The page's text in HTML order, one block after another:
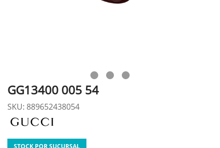
GG13400 005 54
SKU: 889652438054
STOCK POR SUCURSAL